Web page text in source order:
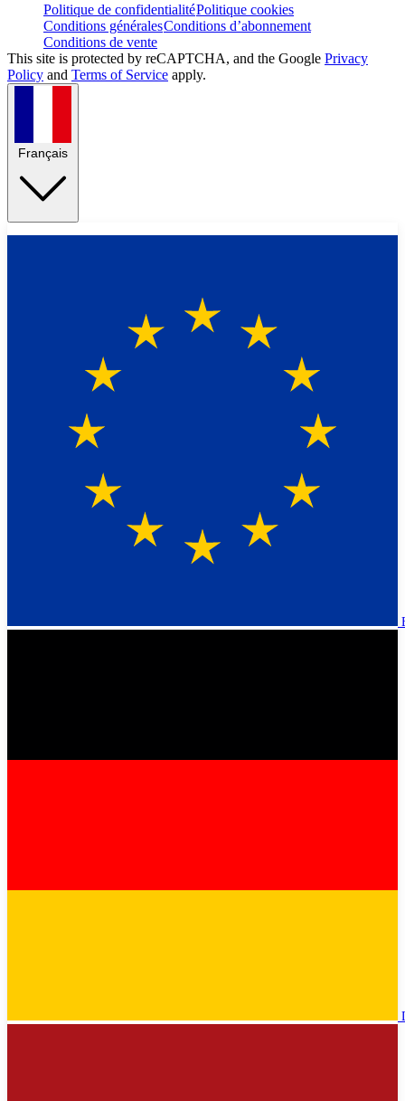
Politique de confidentialitéPolitique cookies
Conditions généralesConditions d’abonnement
Conditions de vente
This site is protected by reCAPTCHA, and the Google Privacy
Policy and Terms of Service apply.
Français